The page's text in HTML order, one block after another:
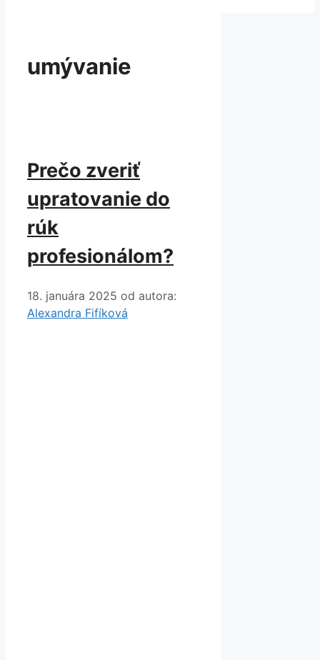
umývanie
Prečo zveriť
upratovanie do
rúk
profesionálom?
18. januára 2025 od autora:
Alexandra Fifíková